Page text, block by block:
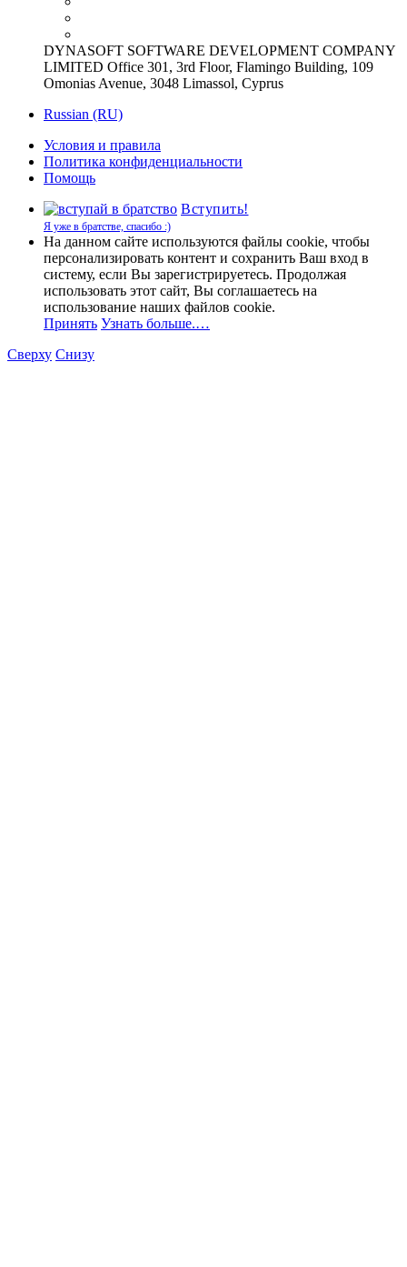
DYNASOFT SOFTWARE DEVELOPMENT COMPANY
LIMITED Office 301, 3rd Floor, Flamingo Building, 109
Omonias Avenue, 3048 Limassol, Cyprus
Russian (RU)
Условия и правила
Политика конфиденциальности
Помощь
Вступить!
Я уже в братстве, спасибо :)
На данном сайте используются файлы cookie, чтобы
персонализировать контент и сохранить Ваш вход в
систему, если Вы зарегистрируетесь. Продолжая
использовать этот сайт, Вы соглашаетесь на
использование наших файлов cookie.
Принять Узнать больше.…
Сверху Снизу